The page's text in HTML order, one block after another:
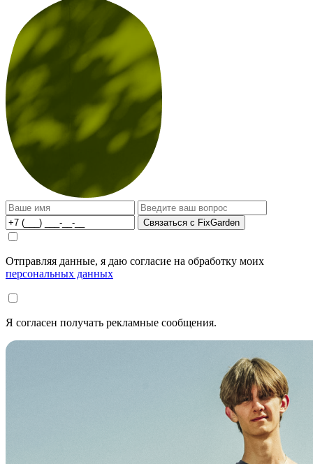
Связаться с FixGarden
Отправляя данные, я даю согласие на обработку моих
персональных данных
Я согласен получать рекламные сообщения.